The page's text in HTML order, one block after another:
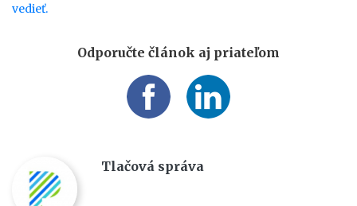
vedieť.
Odporučte článok aj priateľom
Tlačová správa